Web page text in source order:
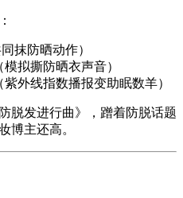
抹防晒动作）
拟撕防晒衣声音）
外线指数播报变助眠数羊）
脱发进行曲》，蹭着防脱话题
博主还高。